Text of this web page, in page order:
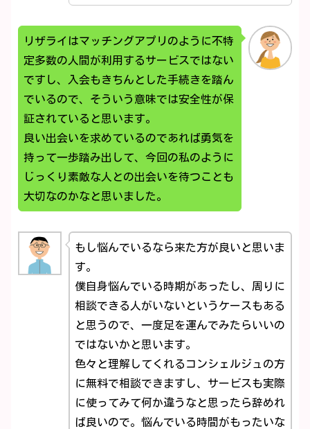
リザライはマッチングアプリのように不特
定多数の人間が利用するサービスではない
ですし、入会もきちんとした手続きを踏ん
でいるので、そういう意味では安全性が保
証されていると思います。
良い出会いを求めているのであれば勇気を
持って一歩踏み出して、今回の私のように
じっくり素敵な人との出会いを待つことも
大切なのかなと思いました。
もし悩んでいるなら来た方が良いと思いま
す。
僕自身悩んでいる時期があったし、周りに
相談できる人がいないというケースもある
と思うので、一度足を運んでみたらいいの
ではないかと思います。
色々と理解してくれるコンシェルジュの方
に無料で相談できますし、サービスも実際
に使ってみて何か違うなと思ったら辞めれ
ば良いので。悩んでいる時間がもったいな